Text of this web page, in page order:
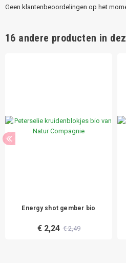
Geen klantenbeoordelingen op het
16 andere producten in
Energy shot gember bio
€ 2,24 € 2,49